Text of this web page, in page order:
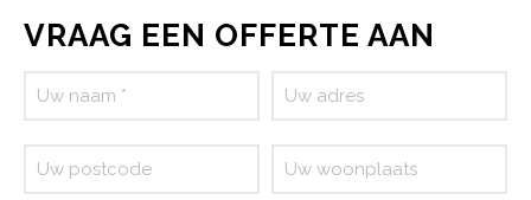
VRAAG EEN OFFERTE AAN